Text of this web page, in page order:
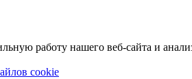
работу нашего веб-сайта и
cookie